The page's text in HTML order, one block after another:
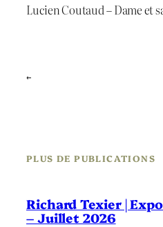
Lucien Coutaud – Dame et
←
PLUS DE PUBLICATIONS
Richard Texier |
– Juillet 2026